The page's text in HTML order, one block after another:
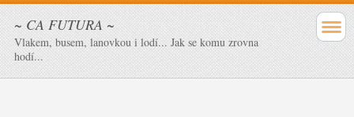
~ CA FUTURA ~
Vlakem, busem, lanovkou i lodí... Jak se komu zrovna
hodí...